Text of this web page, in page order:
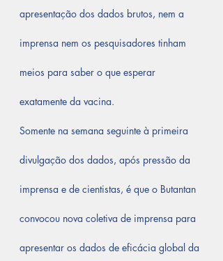
apresentação dos dados brutos, nem a
imprensa nem os pesquisadores tinham
meios para saber o que esperar
exatamente da vacina.
Somente na semana seguinte à primeira
divulgação dos dados, após pressão da
imprensa e de cientistas, é que o Butantan
convocou nova coletiva de imprensa para
apresentar os dados de eficácia global da